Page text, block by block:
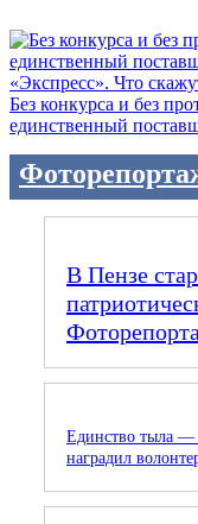
Без конкурса и без
единственный
В Пензе
Единство тыла —
наградил